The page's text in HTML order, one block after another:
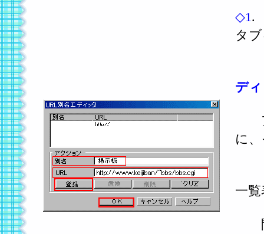
◇1 .
タ
デ
ア
に
一
間